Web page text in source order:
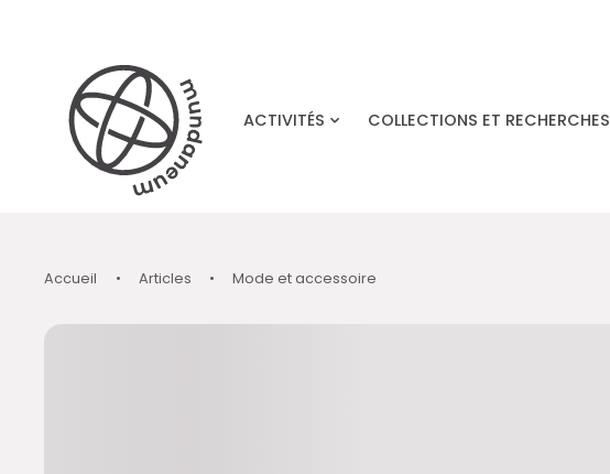
ACTIVITÉS
COLLECTIONS ET RECHERCHES
Accueil • Articles • Mode et accessoire